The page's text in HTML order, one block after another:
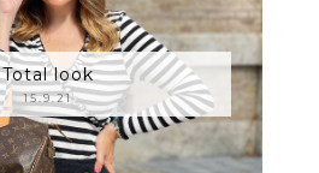
Total look
15.9.21